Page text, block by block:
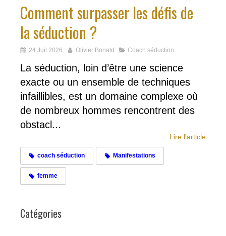
Comment surpasser les défis de
la séduction ?
24 Juil 2026 Olivier Bonald Coach séduction
La séduction, loin d’être une science
exacte ou un ensemble de techniques
infaillibles, est un domaine complexe où
de nombreux hommes rencontrent des
obstacl...
Lire l'article
coach séduction Manifestations
femme
Catégories